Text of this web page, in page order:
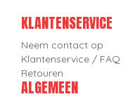
KLANTENSERVICE
Neem contact op
Klantenservice / FAQ
Retouren
ALGEMEEN